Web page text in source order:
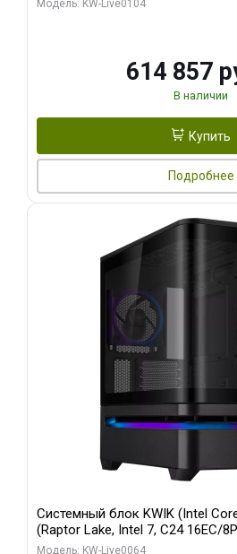
Модель: KW-Live0104
614 857
В наличии
Купить
Подробнее
Системный блок KWIK (Intel
(Raptor Lake, Intel 7, C24 16EC/
модуля)/ ASUS RTX5080 PROART
Модель: KW-Live0064